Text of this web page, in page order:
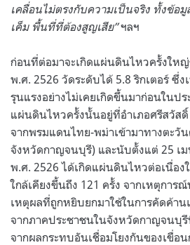
เคลื่อนไม่ตรงกับความเป็นจริง ทั้งข้
เค็ม พื้นที่ที่ต้องสูญเสีย”ฯลฯ
ก่อนที่ต่อมาจะเกิดแผ่นดินไหวครั้งให
พ.ศ. 2526 วัดระดับได้ 5.8 ริกเตอร์ ซึ่
รุนแรงอย่างไม่เคยเกิดขึ้นมาก่อนในป
แผ่นดินไหวครั้งนั้นอยู่ที่อำเภอศรีสวัส
จากพรมแดนไทย-พม่าเข้ามาทางตะวั
จังหวัดกาญจนบุรี) และนับตั้งแต่ 25 เ
พ.ศ. 2526 ได้เกิดแผ่นดินไหวต่อเนื่อ
ใกล้เคียงขึ้นถึง 121 ครั้ง จากเหตุการ
เหตุผลที่ถูกหยิบยกมาใช้ในการคัดค้าน
จากภาคประชาชนในจังหวัดกาญจนบุ
จากผลกระทบอันเชื่อมโยงกันของเขื่อ